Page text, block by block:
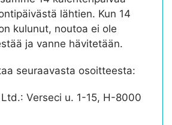
lähtien. Kun 14
kulunut, noutoa ei ole
ja vanne hävitetään.
seuraavasta osoitteesta:
Verseci u. 1-15, H-8000